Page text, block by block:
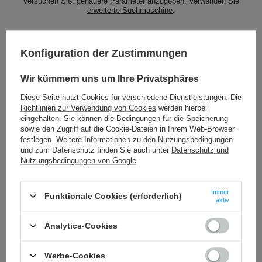
erweiterte Suchmaschine.
DAS WIR IN UNSEREM SORTIMENT
Wenn Sie ein Produkt in unserem Angebot nicht gefunden haben und es
in unserem Shop kaufen möchten, können Sie ein spezielles Formular
verwenden und uns eine Beschreibung des gesuchten Artikels
schicken. Um das zu können, müssen Sieeingeloggen.
Konfiguration der Zustimmungen
Wir kümmern uns um Ihre Privatsphäres
Diese Seite nutzt Cookies für verschiedene Dienstleistungen. Die
Richtlinien zur Verwendung von Cookies werden hierbei
eingehalten. Sie können die Bedingungen für die Speicherung
sowie den Zugriff auf die Cookie-Dateien in Ihrem Web-Browser
festlegen. Weitere Informationen zu den Nutzungsbedingungen
und zum Datenschutz finden Sie auch unter Datenschutz und
Nutzungsbedingungen von Google
Funktionale Cookies (erforderlich)
Immer
aktiv
Analytics-Cookies
Werbe-Cookies